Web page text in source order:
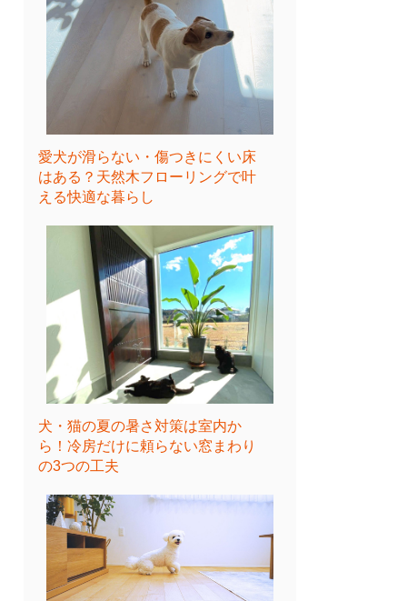
愛犬が滑らない・傷つきにくい床
はある？天然木フローリングで叶
える快適な暮らし
犬・猫の夏の暑さ対策は室内か
ら！冷房だけに頼らない窓まわり
の3つの工夫